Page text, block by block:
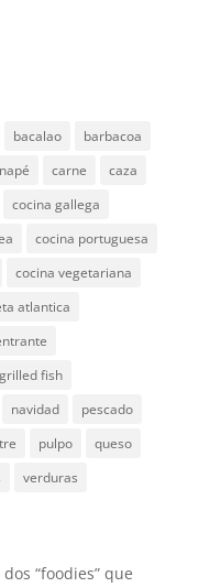
bacalao
barbacoa
carne
caza
cocina gallega
cocina portuguesa
cocina vegetariana
atlantica
grilled fish
navidad
pescado
pulpo
queso
verduras
“foodies” que